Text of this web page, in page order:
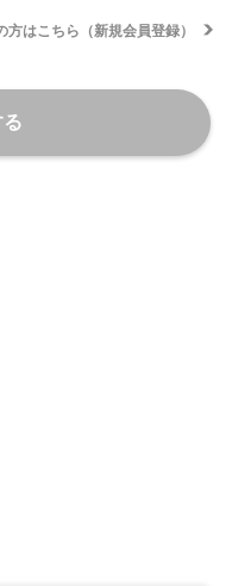
方はこちら（新規会員登録）